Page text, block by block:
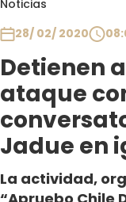
Noticias
28/ 02/ 2020
Detienen
ataque
Jadue en
La actividad,
Club De La
Contigo en
Plan Perfecto
El Tiempo
Sabingo
Todos Los